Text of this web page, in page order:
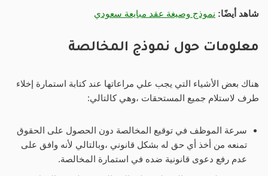
شاهد أيضًا: نموذج وصيغة عقد مبايعة سعودي
معلومات حول نموذج المخالصة
هناك بعض الأشياء التي يجب علي مراعاتها عند كتابة استمارة إخلاء
طرف لاستلام جميع المستحقات ،وهي كالتالي:
سرعة الموظف في توقيع المخالصة دون الحصول على الحقوق
تمنعه ​​من أخذ أي حق له بشكل قانوني ،وبالتالي لأنه وافق على
عدم رفع دعوى قانونية ضده في استمارة المخالصة.